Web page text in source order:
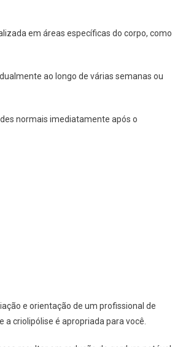
em áreas específicas do corpo, como
ao longo de várias semanas ou
normais imediatamente após o
e orientação de um profissional de
criolipólise é apropriada para você.